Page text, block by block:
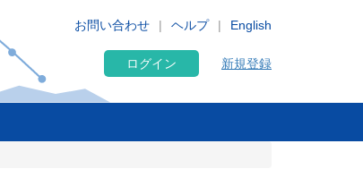
English
お問い合わせ ヘルプ
ログイン 新規登録